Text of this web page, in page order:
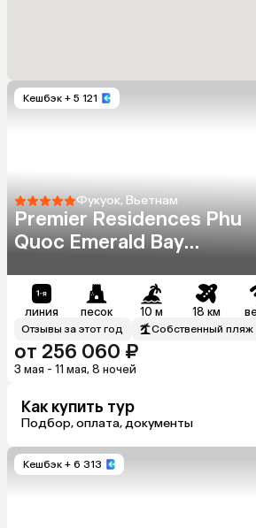
Кешбэк + 5 121
Фукуок, Вьетнам
Premier Residences Phu
Quoc Emerald Bay
линия песок 10 м 18 км
Отзывы за этот год Собственный пляж
от 256 060 ₽
3 мая - 11 мая, 8 ночей
Как купить тур
Подбор, оплата, документы
Кешбэк + 6 313